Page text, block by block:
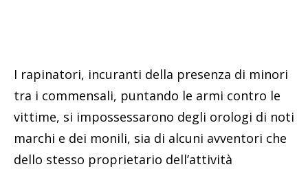
I rapinatori, incuranti della presenza di minori
tra i commensali, puntando le armi contro le
vittime, si impossessarono degli orologi di noti
marchi e dei monili, sia di alcuni avventori che
dello stesso proprietario dell’attività